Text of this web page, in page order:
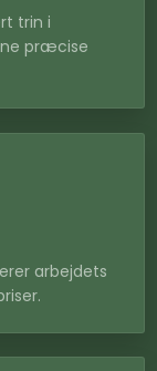
trin i
præcise
arbejdets